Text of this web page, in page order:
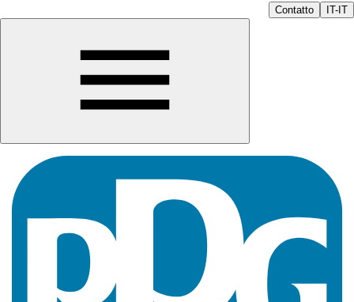
Contatto IT-IT